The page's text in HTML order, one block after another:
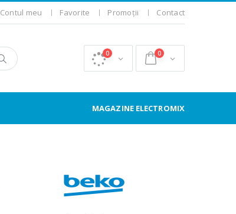
Contul meu Favorite Promoții Contact
0 0
MAGAZINE ELECTROMIX